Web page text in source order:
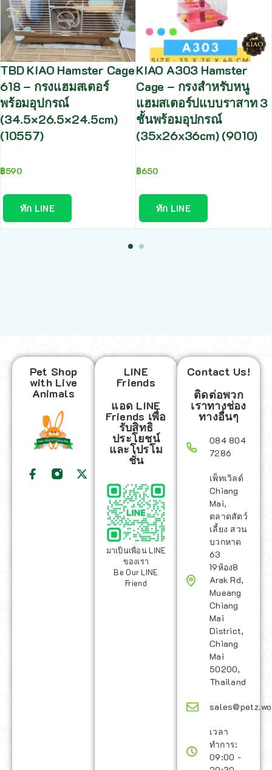
TBD KIAO Hamster Cage
618 – กรงแฮมสเตอร์
พร้อมอุปกรณ์
(34.5×26.5×24.5cm)
(10557)
฿590
ทัก LINE
KIAO A303 Hamster
Cage – กรงสำหรับหนู
แฮมสเตอร์ปแบบราสาท 3
ชั้นพร้อมอุปกรณ์
(35x26x36cm) (9010)
฿650
ทัก LINE
Pet Shop
with Live
Animals
LINE
Friends
แอด LINE
Friends เพื่อ
รับสิทธิ
ประโยชน์
และโปรโม
ชั่น
มาเป็นเพื่อน LINE
ของเรา
Be Our LINE
Friend
Contact Us!
ติดต่อพวก
เราทางช่อง
ทางอื่นๆ
084 804
7286
เพ็ทเวิลด์
Chiang
Mai,
ตลาดสัตว์
เลี้ยง สวน
บวกหาด
63
19ห้อง8
Arak Rd,
Mueang
Chiang
Mai
District,
Chiang
Mai
50200,
Thailand
เวลา
ทำการ:
09:00 -